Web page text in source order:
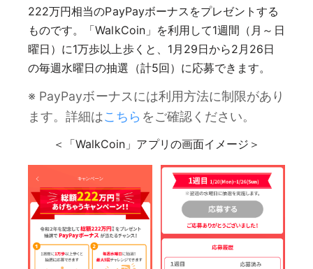
222万円相当のPayPayボーナスをプレゼントする
ものです。「WalkCoin」を利用して1週間（月～日
曜日）に1万歩以上歩くと、1月29日から2月26日
の毎週水曜日の抽選（計5回）に応募できます。
※ PayPayボーナスには利用方法に制限があり
ます。詳細はこちら をご確認ください。
＜「WalkCoin」アプリの画面イメージ＞